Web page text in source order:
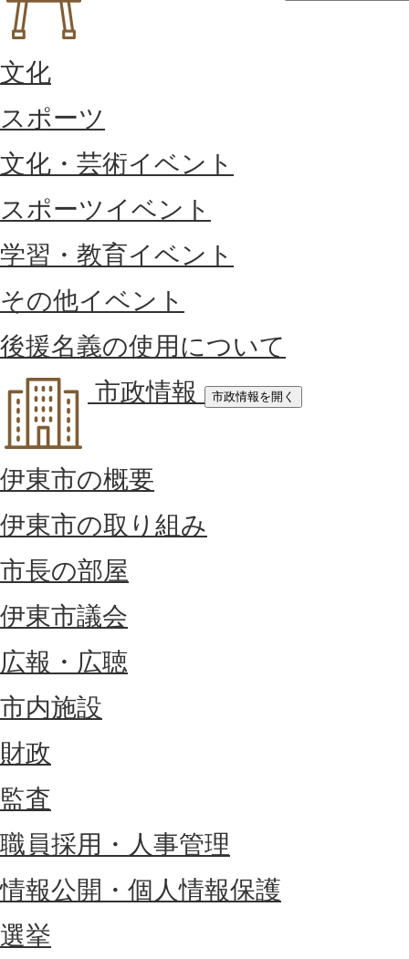
文化
スポーツ
文化・芸術イベント
スポーツイベント
学習・教育イベント
その他イベント
後援名義の使用について
市政情報
市政情報を開く
伊東市の概要
伊東市の取り組み
市長の部屋
伊東市議会
広報・広聴
市内施設
財政
監査
職員採用・人事管理
情報公開・個人情報保護
選挙